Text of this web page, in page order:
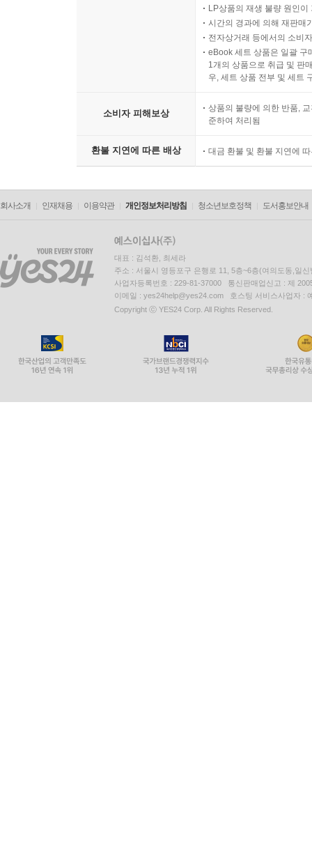
LP상품의 재생 불량 원인
시간의 경과에 의해 재판매
전자상거래 등에서의 소비
eBook 세트 상품은 일괄 구
1개의 상품으로 취급 및 판
우, 세트 상품 전부 및 세트
소비자 피해보상
상품의 불량에 의한 반품,
준하여 처리됨
환불 지연에 따른 배상 대금 환불 및 환불 지연에
회사소개 인재채용 이용약관 개인정보처리방침 청소년보호정책 도서홍보안내
대표 : 김석환, 최세라
주소 : 서울시 영등포구 은행로 11, 5층~6층(여의도동,일신
사업자등록번호 : 229-81-37000 통신판매업신고 : 제
이메일 : yes24help@yes24.com 호스팅 서비스사업자 :
Copyright ⓒ YES24 Corp. All Rights Reserved.